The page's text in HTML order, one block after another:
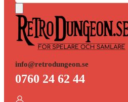
info@retrodungeon.se
0760 24 62 44